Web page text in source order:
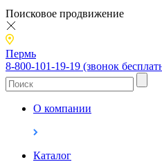
Поисковое продвижение
Пермь
8-800-101-19-19 (звонок
О компании
Каталог